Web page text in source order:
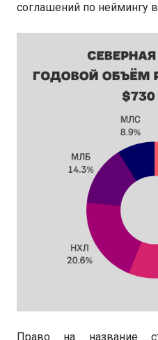
соглашений по неймингу
Право на название